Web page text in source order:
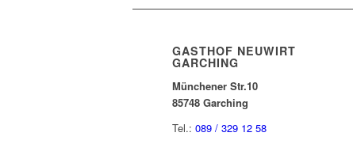
GASTHOF NEUWIRT
GARCHING
Münchener Str.10
85748 Garching
Tel.: 089 / 329 12 58